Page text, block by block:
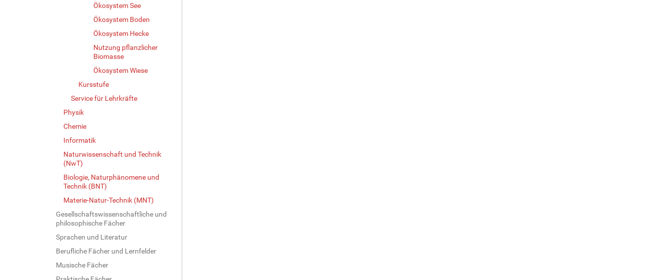
Ökosystem See
Ökosystem Boden
Ökosystem Hecke
Nutzung pflanzlicher
Biomasse
Ökosystem Wiese
Kursstufe
Service für Lehrkräfte
Physik
Chemie
Informatik
Naturwissenschaft und Technik
(NwT)
Biologie, Naturphänomene und
Technik (BNT)
Materie-Natur-Technik (MNT)
Gesellschaftswissenschaftliche und
philosophische Fächer
Sprachen und Literatur
Berufliche Fächer und Lernfelder
Musische Fächer